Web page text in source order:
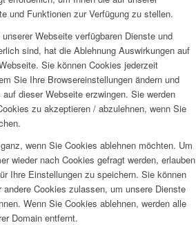
und Funktionen zur Verfügung zu stellen.
Webseite verfügbaren Dienste und
sind, hat die Ablehnung Auswirkungen auf
Sie können Cookies jederzeit
Sie Ihre Browsereinstellungen ändern und
dieser Webseite erzwingen. Sie werden
zu akzeptieren / abzulehnen, wenn Sie
wenn Sie Cookies ablehnen möchten. Um
wieder nach Cookies gefragt werden, erlauben
Ihre Einstellungen zu speichern. Sie können
Cookies zulassen, um unsere Dienste
Wenn Sie Cookies ablehnen, werden alle
Domain entfernt.